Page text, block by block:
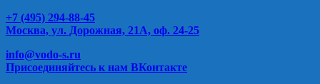
+7 (495) 294-88-45
Москва, ул. Дорожная, 21А, оф. 24-25
info@vodo-s.ru
Присоединяйтесь к нам ВКонтакте